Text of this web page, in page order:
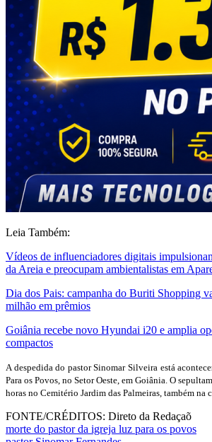
Leia Também:
Vídeos de influenciadores digitais
da Areia e preocupam ambientalistas em
Dia dos Pais: campanha do Buriti Shopping
milhão em prêmios
Goiânia recebe novo Hyundai i20 e amplia
compactos
A despedida do pastor Sinomar Silveira está
Para os Povos, no Setor Oeste, em Goiânia. O
horas no Cemitério Jardim das Palmeiras, também
FONTE/CRÉDITOS: Direto da Redaçaõ
morte do pastor da igreja luz para os povos